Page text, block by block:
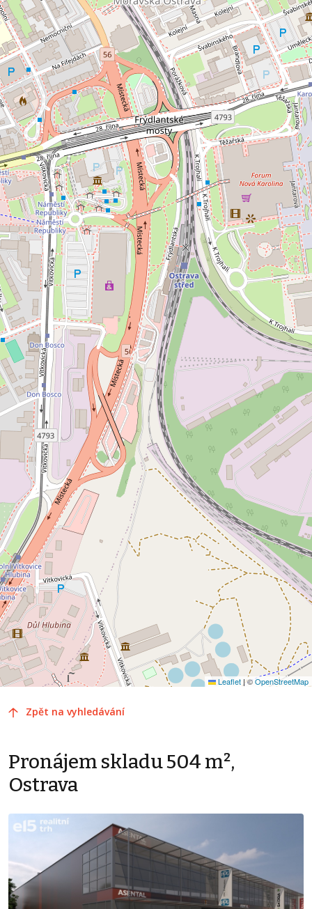
Leaflet |©OpenStreetMap
Zpět na vyhledávání
Pronájem skladu 504 m²,
Ostrava